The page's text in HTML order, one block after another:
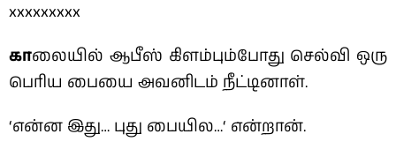
xxxxxxxxx
காலையில் ஆபீஸ் கிளம்பும்போது செல்வி ஒரு
பெரிய பையை அவனிடம் நீட்டினாள்.
‘என்ன இது… புது பையில…‘ என்றான்.